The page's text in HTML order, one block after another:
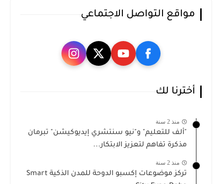
مواقع التواصل الاجتماعي
أخترنا لك
منذ 2 سنة
"ألف للتعليم" و"نيو سنتشري إيديوكيشن" تبرمان
مذكرة تفاهم لتعزيز الابتكار...
منذ 2 سنة
تركز موضوعات إكسبو الدوحة للمدن الذكية Smart